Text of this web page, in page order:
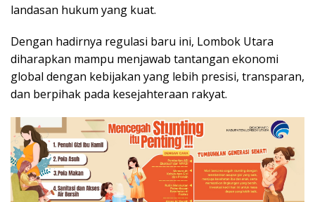
landasan hukum yang kuat.
Dengan hadirnya regulasi baru ini, Lombok Utara
diharapkan mampu menjawab tantangan ekonomi
global dengan kebijakan yang lebih presisi, transparan,
dan berpihak pada kesejahteraan rakyat.